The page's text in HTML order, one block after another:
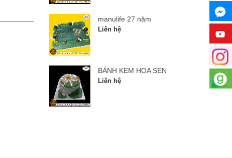
manulife 27 năm
Liên hệ
manulife 27 năm
Liên hệ
BÁNH KEM HOA SEN
Liên hệ